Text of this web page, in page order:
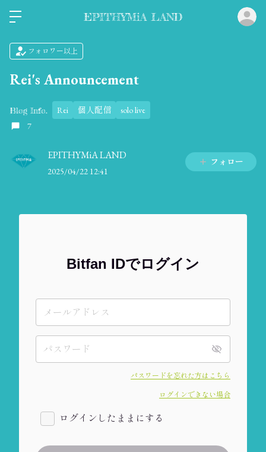
EPITHYMiA LAND
フォロワー以上
Rei's Announcement
Blog Info. Rei 個人配信
solo live
7
EPITHYMiA LAND
2025/04/22 12:41
フォロー
Bitfan IDでログイン
パスワードを忘れた方はこちら
ログインできない場合
ログインしたままにする